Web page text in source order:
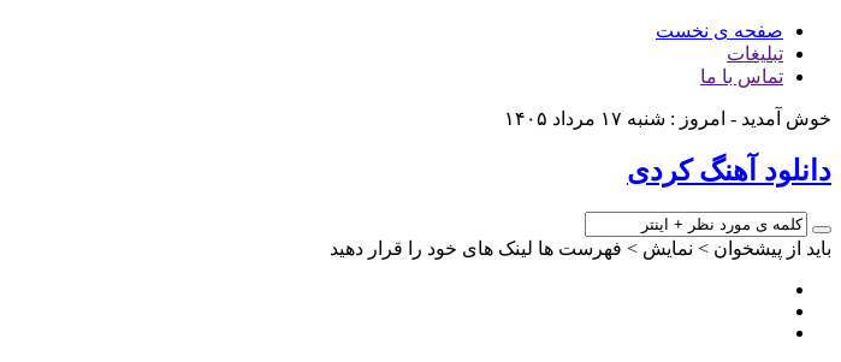
صفحه ی نخست
تبلیغات
تماس با ما
خوش آمدید - امروز : شنبه ۱۷ مرداد ۱۴۰۵
دانلود آهنگ کردی
باید از پیشخوان > نمایش > فهرست ها لینک های خود را قرار دهید